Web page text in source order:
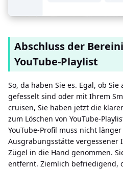
Abschluss der
YouTube-Playlist
So, da haben Sie es. Egal, ob
gefesselt sind oder mit Ihrem
cruisen, Sie haben jetzt die
zum Löschen von YouTube-
YouTube-Profil muss nicht
Ausgrabungsstätte vergessener
Zügel in die Hand genommen.
entfernt. Ziemlich befriedigend,